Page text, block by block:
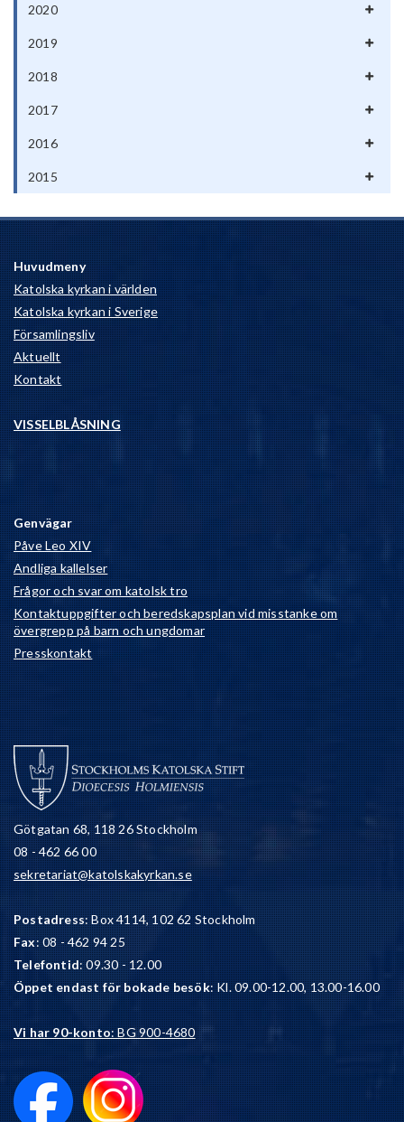
2020
2019
2018
2017
2016
2015
Huvudmeny
Katolska kyrkan i världen
Katolska kyrkan i Sverige
Församlingsliv
Aktuellt
Kontakt
VISSELBLÅSNING
Genvägar
Påve Leo XIV
Andliga kallelser
Frågor och svar om katolsk tro
Kontaktuppgifter och beredskapsplan vid misstanke om
övergrepp på barn och ungdomar
Presskontakt
Götgatan 68, 118 26 Stockholm
08 - 462 66 00
sekretariat@katolskakyrkan.se
Postadress: Box 4114, 102 62 Stockholm
Fax: 08 - 462 94 25
Telefontid: 09.30 - 12.00
Öppet endast för bokade besök: Kl. 09.00-12.00, 13.00-16.00
Vi har 90-konto: BG 900-4680